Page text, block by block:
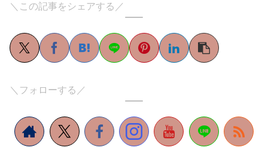
＼この記事をシェアする／
＼フォローする／